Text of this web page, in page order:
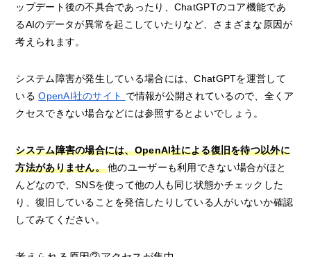
ップデート後の不具合であったり、ChatGPTのコア機能であ
るAIのデータが異常を起こしていたりなど、さまざまな原因が
考えられます。
システム障害が発生している場合には、ChatGPTを運営して
いるOpenAI社のサイト で情報が公開されているので、全くア
クセスできない場合などには参照するとよいでしょう。
システム障害の場合には、OpenAI社による復旧を待つ以外に
方法がありません。他のユーザーも利用できない場合がほと
んどなので、SNSを使って他の人も同じ状態かチェックした
り、復旧していることを発信したりしている人がいないか確認
してみてください。